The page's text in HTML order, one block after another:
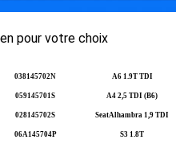
pour votre choix
038145702N A6 1.9T TDI
059145701S A4 2,5 TDI (B6)
028145702S SeatAlhambra 1,9 TDI
06A145704P S3 1.8T